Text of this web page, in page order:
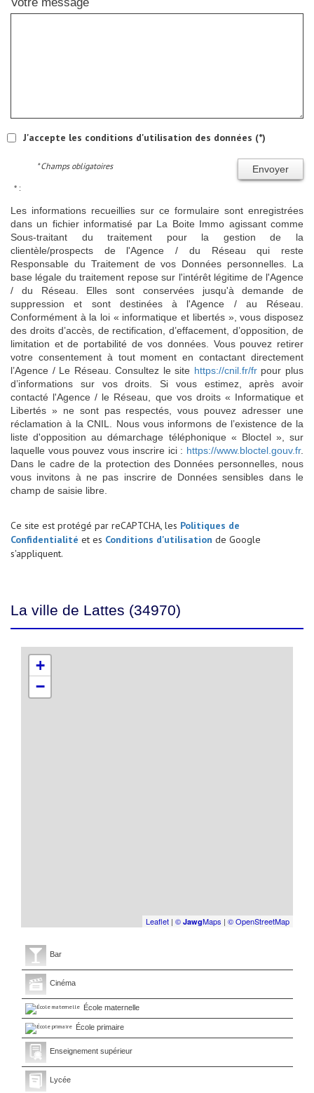
J'accepte les conditions d'utilisation des données (*)
Envoyer
* Champs obligatoires
* :
Les informations recueillies sur ce formulaire sont enregistrées
dans un fichier informatisé par La Boite Immo agissant comme
Sous-traitant du traitement pour la gestion de la
clientèle/prospects de l'Agence / du Réseau qui reste
Responsable du Traitement de vos Données personnelles. La
base légale du traitement repose sur l'intérêt légitime de l'Agence
/ du Réseau. Elles sont conservées jusqu'à demande de
suppression et sont destinées à l'Agence / au Réseau.
Conformément à la loi « informatique et libertés », vous disposez
des droits d’accès, de rectification, d’effacement, d’opposition, de
limitation et de portabilité de vos données. Vous pouvez retirer
votre consentement à tout moment en contactant directement
l’Agence / Le Réseau. Consultez le site https://cnil.fr/frpour plus
d’informations sur vos droits. Si vous estimez, après avoir
contacté l'Agence / le Réseau, que vos droits « Informatique et
Libertés » ne sont pas respectés, vous pouvez adresser une
réclamation à la CNIL. Nous vous informons de l’existence de la
liste d'opposition au démarchage téléphonique « Bloctel », sur
laquelle vous pouvez vous inscrire ici : https://www.bloctel.gouv.fr.
Dans le cadre de la protection des Données personnelles, nous
vous invitons à ne pas inscrire de Données sensibles dans le
champ de saisie libre.
Ce site est protégé par reCAPTCHA, les Politiques de
Confidentialité et es Conditions d'utilisation de Google
s'appliquent.
La ville de Lattes (34970)
+
−
Leaflet | © JawgMaps | © OpenStreetMap
Bar
Cinéma
École maternelle
École primaire
Enseignement supérieur
Lycée